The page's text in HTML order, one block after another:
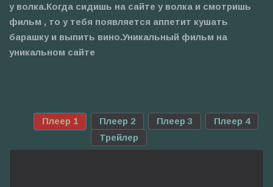
у волка.Когда сидишь на сайте у волка и смотришь
фильм , то у тебя появляется аппетит кушать
барашку и выпить вино.Уникальный фильм на
уникальном сайте
Плеер 1 Плеер 2 Плеер 3
Плеер 4
Трейлер